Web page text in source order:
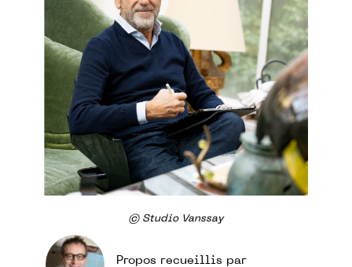
© Studio Vanssay
Propos recueillis par